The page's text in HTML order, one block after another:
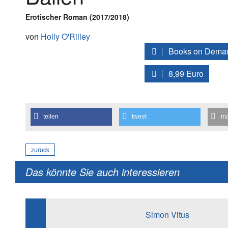
Erotischer Roman (2017/2018)
von Holly O'Rilley
Books on
8,99 Euro
teilen tweet
zurück
Das könnte Sie auch interessieren
Simon Vitus